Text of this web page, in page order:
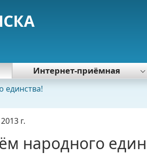
Интернет-приёмная
Политика обработки персональных
данных
единства!
г.
народного